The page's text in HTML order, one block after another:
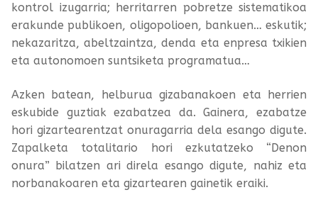
kontrol izugarria; herritarren pobretze sistematikoa
erakunde publikoen, oligopolioen, bankuen… eskutik;
nekazaritza, abeltzaintza, denda eta enpresa txikien
eta autonomoen suntsiketa programatua…
Azken batean, helburua gizabanakoen eta herrien
eskubide guztiak ezabatzea da. Gainera, ezabatze
hori gizartearentzat onuragarria dela esango digute.
Zapalketa totalitario hori ezkutatzeko “Denon
onura” bilatzen ari direla esango digute, nahiz eta
norbanakoaren eta gizartearen gainetik eraiki.